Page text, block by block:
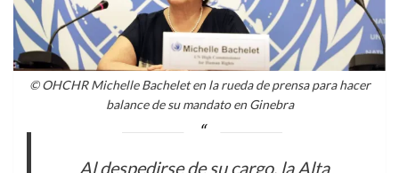
© OHCHR Michelle Bachelet en la rueda de prensa para hacer
balance de su mandato en Ginebra
Al despedirse de su cargo, la Alta